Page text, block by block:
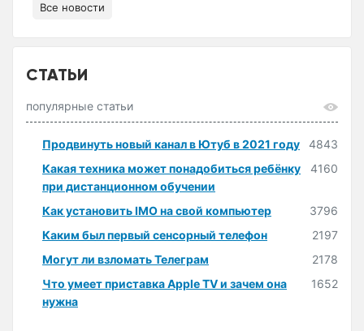
Все новости
СТАТЬИ
популярные статьи
Продвинуть новый канал в Ютуб в 2021 году
4843
Какая техника может понадобиться ребёнку
при дистанционном обучении
4160
Как установить IMO на свой компьютер
3796
Каким был первый сенсорный телефон
2197
Могут ли взломать Телеграм
2178
Что умеет приставка Apple TV и зачем она
нужна
1652